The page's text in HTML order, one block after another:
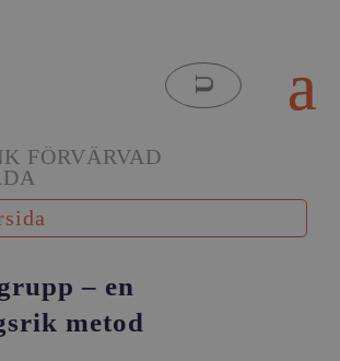
FÖRVÄRVAD
– en
metod